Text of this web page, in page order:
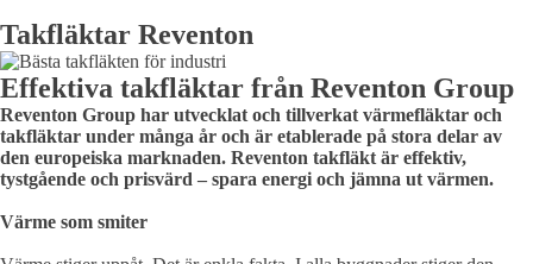
Takfläktar Reventon
Effektiva takfläktar från Reventon Group
Reventon Group har utvecklat och tillverkat värmefläktar och
takfläktar under många år och är etablerade på stora delar av
den europeiska marknaden. Reventon takfläkt är effektiv,
tystgående och prisvärd – spara energi och jämna ut värmen.
Värme som smiter